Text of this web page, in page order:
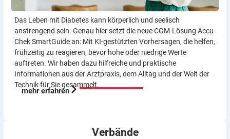
Das Leben mit Diabetes kann körperlich und seelisch
anstrengend sein. Genau hier setzt die neue CGM-Lösung Accu-
Chek SmartGuide an: Mit KI-gestützten Vorher­sagen, die helfen,
frühzeitig zu reagieren, bevor hohe oder niedrige Werte
auftreten. Wir haben dazu hilf­reiche und praktische
Informationen aus der Arzt­praxis, dem Alltag und der Welt der
Technik für Sie gesammelt.
mehr erfahren
Verbände